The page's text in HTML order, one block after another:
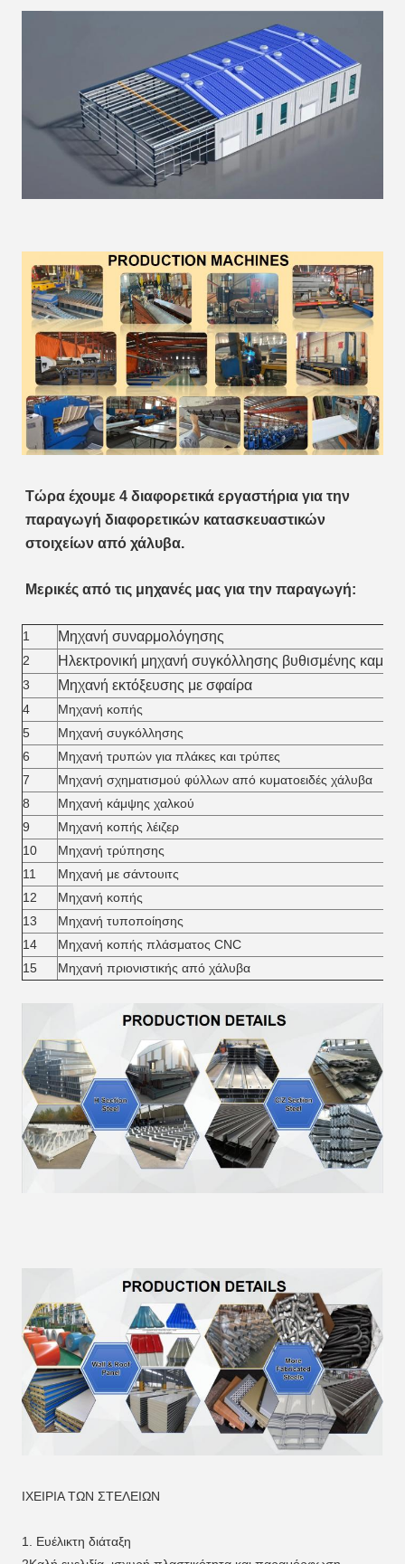
Τώρα έχουμε 4 διαφορετικά εργαστήρια για την
παραγωγή διαφορετικών κατασκευαστικών
στοιχείων από χάλυβα.
Μερικές από τις μηχανές μας για την παραγωγή:
1 Μηχανή συναρμολόγησης
2 Ηλεκτρονική μηχανή συγκόλλησης βυθισμένης
3 Μηχανή εκτόξευσης με σφαίρα
4
Μηχανή κοπής
5
Μηχανή συγκόλλησης
6
Μηχανή τρυπών για πλάκες και τρύπες
7
Μηχανή σχηματισμού φύλλων από κυματοειδές χάλυβα
8
Μηχανή κάμψης χαλκού
9
Μηχανή κοπής λέιζερ
10
Μηχανή τρύπησης
11
Μηχανή με σάντουιτς
12
Μηχανή κοπής
13
Μηχανή τυποποίησης
14
Μηχανή κοπής πλάσματος CNC
15
Μηχανή πριονιστικής από χάλυβα
ΙΧΕΙΡΙΑ ΤΩΝ ΣΤΕΛΕΙΩΝ
1. Ευέλικτη διάταξη